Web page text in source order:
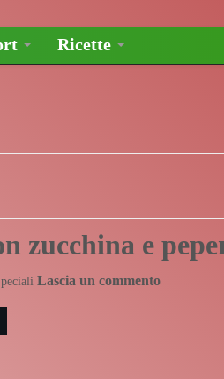
Ricette
zucchina e
Lascia un commento